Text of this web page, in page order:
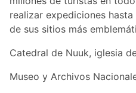
realizar expediciones
de sus sitios más
Catedral de Nuuk, iglesia
Museo y Archivos